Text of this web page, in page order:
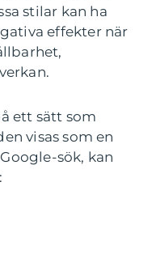
stilar kan ha
effekter när
ett sätt som
visas som en
sök, kan